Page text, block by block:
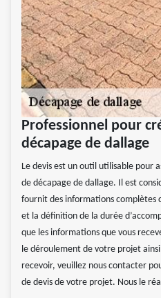
Professionnel pour
décapage de dallage
Le devis est un outil utilisable pour
de décapage de dallage. Il est
fournit des informations complètes
et la définition de la durée
que les informations que vous
le déroulement de votre projet
recevoir, veuillez nous contacter
de devis de votre projet. Nous le